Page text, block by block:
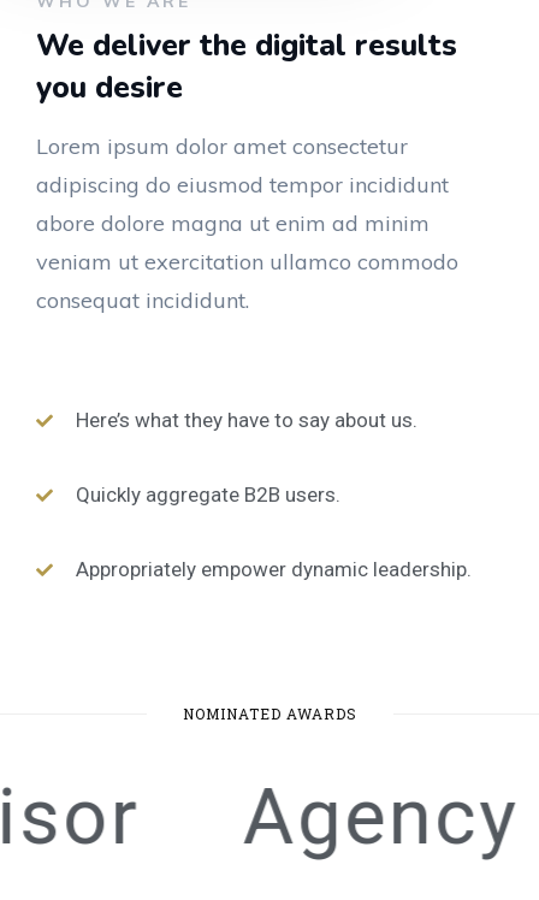
We deliver the digital results
you desire
Lorem ipsum dolor amet consectetur
adipiscing do eiusmod tempor incididunt
abore dolore magna ut enim ad minim
veniam ut exercitation ullamco commodo
consequat incididunt.
Here’s what they have to say about us.
Quickly aggregate B2B users.
Appropriately empower dynamic leadership.
NOMINATED AWARDS
Agency